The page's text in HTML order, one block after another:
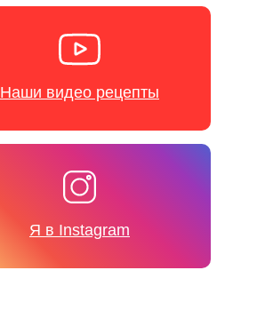
Наши видео рецепты
Я в Instagram